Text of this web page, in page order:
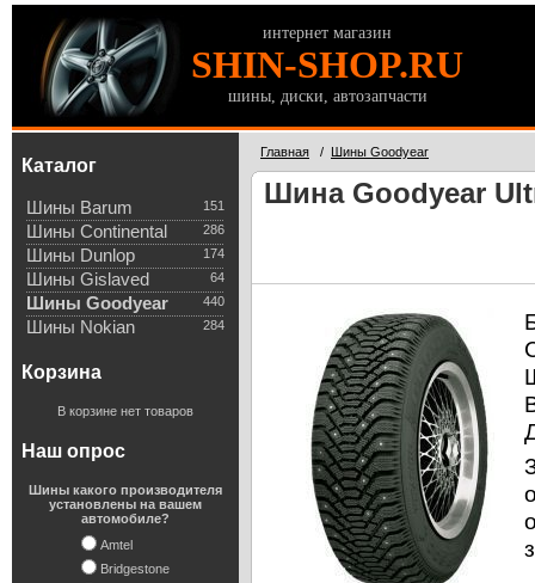
интернет магазин
SHIN-SHOP.RU
шины, диски, автозапчасти
Каталог
151
Шины Barum
286
Шины Continental
174
Шины Dunlop
64
Шины Gislaved
440
Шины Goodyear
284
Шины Nokian
Корзина
В корзине нет товаров
Наш опрос
Шины какого производителя
установлены на вашем
автомобиле?
Amtel
Bridgestone
Главная / Шины Goodyear
Шина Goodyear